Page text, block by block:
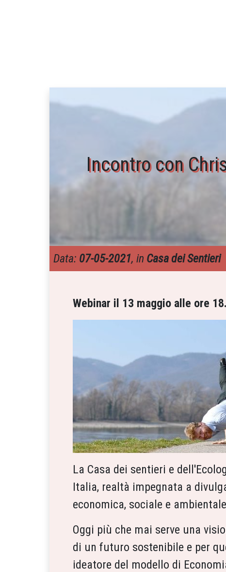
Incontro con
Data: 07-05-2021, in Casa dei Sentieri
Webinar il 13 maggio alle ore
La Casa dei sentieri e
Italia, realtà impegnata a
economica, sociale e
Oggi più che mai serve una
di un futuro sostenibile e per
ideatore del modello di